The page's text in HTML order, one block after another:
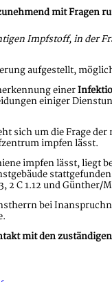
mit Fragen
Impfstoff, in der
aufgestellt,
einer
einiger
sich um die Frage der
impfen lässt.
impfen lässt, liegt
2 C 1.12 und Günther/
bei
mit den